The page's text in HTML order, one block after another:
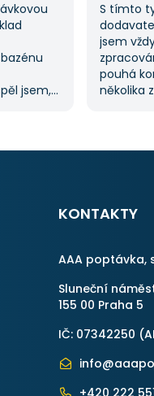
jsem,
byl velmi
S tímto
jsem
pouhá
několika
KONTAKTY
AAA poptávka,
Sluneční
155 00 Praha 5
IČ: 07342250 (
+420 222